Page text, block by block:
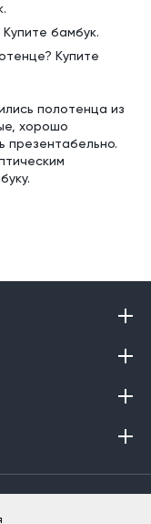
бамбук.
Купите
полотенца из
хорошо
презентабельно.